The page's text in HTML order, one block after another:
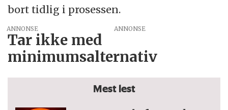
bort tidlig i prosessen.
ANNONSE
Tar ikke med
minimumsalternativ
Mest lest